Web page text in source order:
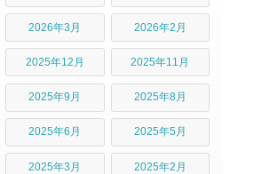
2026年3月 2026年2月
2025年12月 2025年11月
2025年9月 2025年8月
2025年6月 2025年5月
2025年3月 2025年2月